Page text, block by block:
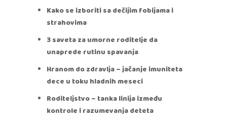
Kako se izboriti sa dečijim fobijama i
strahovima
3 saveta za umorne roditelje da
unaprede rutinu spavanja
Hranom do zdravlja – jačanje imuniteta
dece u toku hladnih meseci
Roditeljstvo – tanka linija između
kontrole i razumevanja deteta